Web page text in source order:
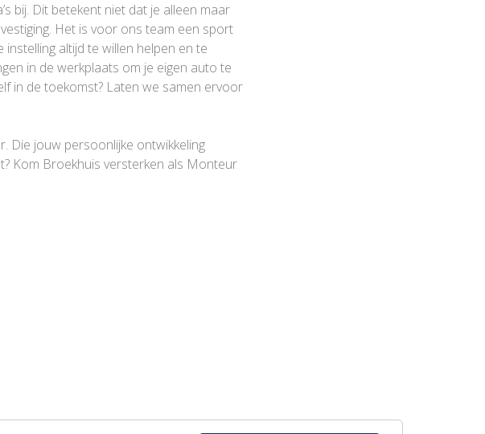
bij. Dit betekent niet dat je alleen maar
Het is voor ons team een sport
altijd te willen helpen en te
in de werkplaats om je eigen auto te
in de toekomst? Laten we samen ervoor
Die jouw persoonlijke ontwikkeling
Kom Broekhuis versterken als Monteur